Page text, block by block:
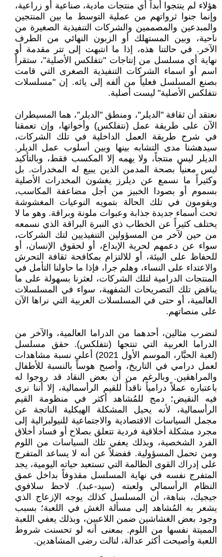
هؤلاء لم ينتجوا أبداً أي منتجات مادية، صناعية أو زراعية،
وإنما جنوا ثرواتهم من عملية التوسط ما بين المنتجين
والمبدعين والمصممين والشركات التنفيذية الصغيرة من
ناحية، وبين المستهلك أو الزبون النهائي من الطرف
الآخر. في حالتنا هذه، إذا ما انتبهت إلى تتر مقدمة أو
نهاية أي مسلسل من إنتاجات "نتفلكس الأصلية"، ستقرأ
اسم أو اسماء الشركات التنفيذية الصغرى التي قامت
بصنع المسلسل فعلياً من ألفه إلى يائه. إن "مسلسلات
نتفلكس الأصلية" ليست أصلية.
نعتقد أن ثقافة "الديلر"، ومنطق "الديلر"، هما المسيطران
الآن على طريقة عمل (نتفلكس) وأخواتها، وإن تعمقنا
في شرح طريقة العمل الداخلية في تلك الشركات،
سيدهشنا مدى التشابه بينها وبين أسلوب عمل الديلر.
الديلر ليس منتجاً، ولا يهمه إلا المكسب فقط، وبالتأكيد
ليس معنياً بصحة المدمن الذين يبيع له المخدرات. بل
وكثيراً ما نسمع عن ديلرز يغشون المخدرات الأصلية
بسموم أو بصودا الخبيز من أجل مضاعفة المكاسب،
ويقومون في تلك الحالة بتمويه النوعيات المغشوشة
تحت أسماء جديدة جذابة وعبوات ملونة وبراقة. وهو ما لا
يختلف كثيراً عن الخطاب ذي النبرة البراقة الذي نسمعه
من حين لآخر من المسؤولين التنفيذيين لتك الشركات،
سواء عن دعمهم لحرية الإبداع، أو لحقوق الإنسان، أو
للحفاظ على البيئة، أو للالتزام بمكافحة ثقافة التحرش
والاعتداء على النساء، وهلم جرا، فإذا ما حاولنا التأمل في
المنتجات الدرامية لتلك الشركات، لعثرنا بسهولة على ما
يناقض تلك التصريحات الشفهية، سواء في المسلسلات
العالمية، أو حتى في المسلسلات العربية التي نراها الآن
على منصاتهم.
لنضرب مثالين، أحدهما من الدراما العالمية، والآخر من
الدراما العربية التي تنتجها (نتفلكس). حقق مسلسل
(لعبة الحبَّار، الموسم الأول 2021) أعلى نسبة مشاهدات
لعمل درامي في التاريخ، وأصبح هوساً بالنسبة للأطفال
والمراهقين. وبالرغم من أن بعض النقاد قد روجوا له
باعتباره عملاً درامياً ناقداً للقيم الرأسمالية، إلا أننا نرى
فيه النقيض؛ دمج للمُشاهد أكثر في منظومة القيم
الرأسمالية، لأنه يحيل المشكلة الهيكلية الناتجة عن
مجمل السياسات الاقتصادية والاجتماعية للنيولبرالية إلى
مجرد مشكلة أخلاقية فردية تتعلق بصلاح أو فساد أخلاق
الفرد الشخصية، وبذلك يعفي تلك السياسات من اللوم
ومن تحمل المسؤولية. ففضلاً عن أنه لا يساعد المتفرج
على إدراك القوى الظالمة التي تستعبد حياته اليومية، يجد
المتفرج نفسه في نهاية المسلسل مقذوفاً بداخل عمق
النظام الرأسمالي ولعبته (سيد-عبد). لاحظ سلافوي
جيجيك، بنباهة، أن المسلسل كذلك يوجه الإزعاج الذي
يشعر به المُشاهد إلى مسألة الغش في اللعبة؛ بسبب
وجود بعض الغشاشين ضمن اللاعبين، وبذلك يعفي اللعبة
المميتة نفسها من اللوم. بمعنى أنه لو تحسنت شروط
اللعبة وأصبحت أكثر عدالة، لنالت رضى المشاهدين.